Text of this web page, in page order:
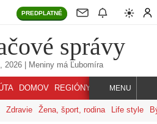
PREDPLATNÉ
správy
2026 | Meniny má Ľubomíra
DOMOV REGIÓNY INDEX SVET
MENU
Zdravie Žena, šport, rodina Life style